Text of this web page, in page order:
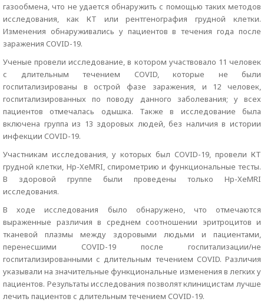
газообмена, что не удается обнаружить с помощью таких методов
исследования, как КТ или рентгенография грудной клетки.
Изменения обнаруживались у пациентов в течения года после
заражения COVID-19.
Ученые провели исследование, в котором участвовало 11 человек
с длительным течением COVID, которые не были
госпитализированы в острой фазе заражения, и 12 человек,
госпитализированных по поводу данного заболевания; у всех
пациентов отмечалась одышка. Также в исследование была
включена группа из 13 здоровых людей, без наличия в истории
инфекции COVID-19.
Участникам исследования, у которых был COVID-19, провели КТ
грудной клетки, Hp-XeMRI, спирометрию и функциональные тесты.
В здоровой группе были проведены только Hp-XeMRI
исследования.
В ходе исследования было обнаружено, что отмечаются
выраженные различия в среднем соотношении эритроцитов и
тканевой плазмы между здоровыми людьми и пациентами,
перенесшими COVID-19 после госпитализации/не
госпитализированными с длительным течением COVID. Различия
указывали на значительные функциональные изменения в легких у
пациентов. Результаты исследования позволят клиницистам лучше
лечить пациентов с длительным течением COVID-19.